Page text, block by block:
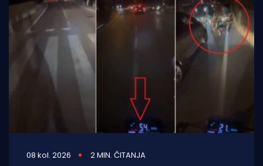
08 kol. 2026 2 MIN. ČITANJA